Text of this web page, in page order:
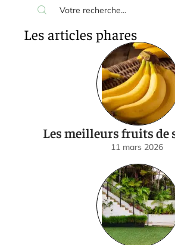
Les articles phares
Les meilleurs fruits de
11 mars 2026